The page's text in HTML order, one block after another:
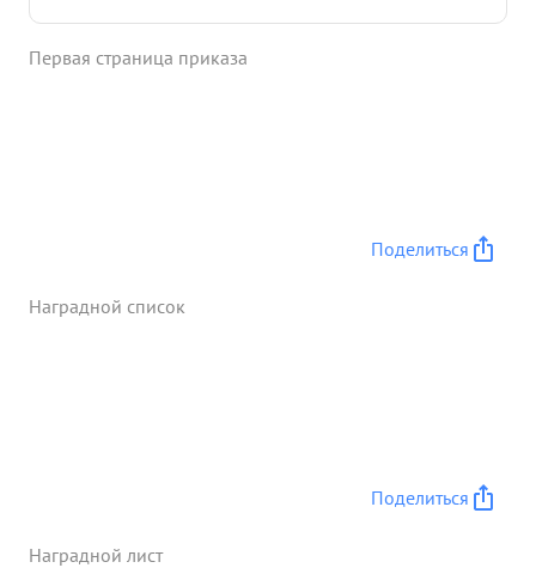
занятые рубежи. За стойкость и умение
Первая страница приказа
Поделиться
Наградной список
Поделиться
Наградной лист